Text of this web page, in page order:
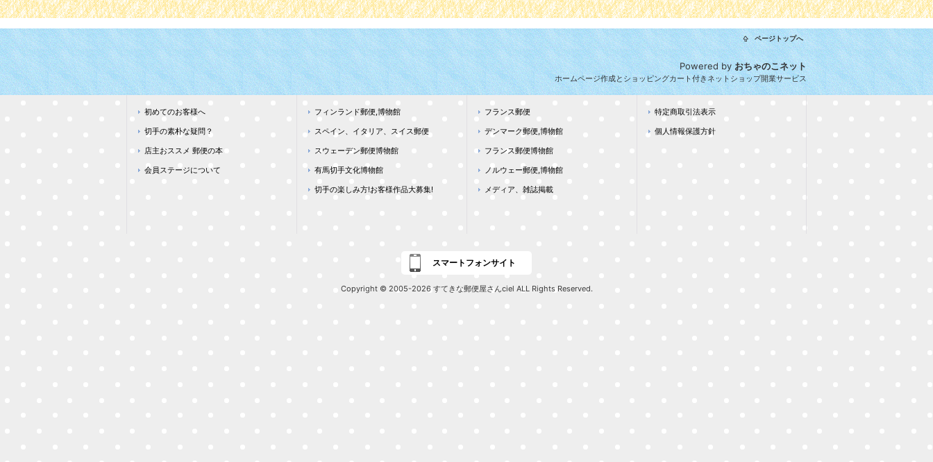
ページトップへ
Powered byおちゃのこネット
ホームページ作成とショッピングカート付きネットショップ開業サービス
初めてのお客様へ
切手の素朴な疑問？
店主おススメ 郵便の本
会員ステージについて
フィンランド郵便,博物館
スペイン、イタリア、スイス郵便
スウェーデン郵便博物館
有馬切手文化博物館
切手の楽しみ方!お客様作品大募集!
フランス郵便
デンマーク郵便,博物館
フランス郵便博物館
ノルウェー郵便,博物館
メディア、雑誌掲載
特定商取引法表示
個人情報保護方針
スマートフォンサイト
Copyright © 2005-2026 すてきな郵便屋さんciel ALL Rights Reserved.